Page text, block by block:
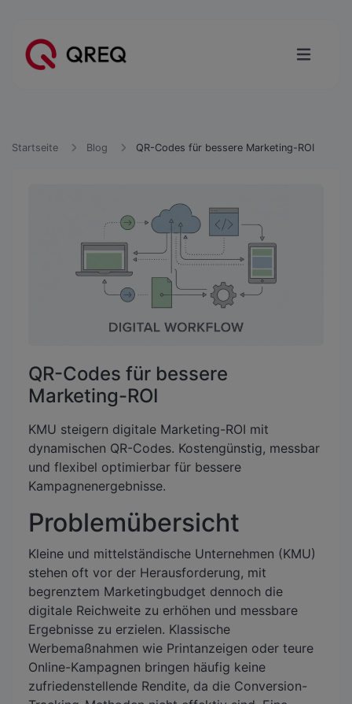
Startseite Blog QR-Codes für bessere Marketing-ROI
QR-Codes für bessere
Marketing-ROI
KMU steigern digitale Marketing-ROI mit
dynamischen QR-Codes. Kostengünstig, messbar
und flexibel optimierbar für bessere
Kampagnenergebnisse.
Problemübersicht
Kleine und mittelständische Unternehmen (KMU)
stehen oft vor der Herausforderung, mit
begrenztem Marketingbudget dennoch die
digitale Reichweite zu erhöhen und messbare
Ergebnisse zu erzielen. Klassische
Werbemaßnahmen wie Printanzeigen oder teure
Online-Kampagnen bringen häufig keine
zufriedenstellende Rendite, da die Conversion-